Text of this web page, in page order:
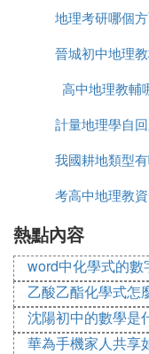
4. 河南生物
根據參加考試學
生人數劃分。
2022年河南省可
等初三中考完之
各50分計入中考總
ABCD分別代表的
分向您剛才說的那
理）34分以上（
以上（生物），
物），D=21分以
5. 生物地理中
理位置
地理考研哪個
晉城初中地理
麼版本
高中地理教輔
計量地理學自
的理論依據
我國耕地類型
理
考高中地理教
熱點內容
word中化學式的數
乙酸乙酯化學式怎
沈陽初中的數學是
華為手機家人共享